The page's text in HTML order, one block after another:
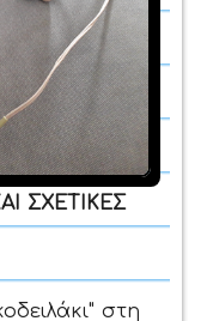
ΣΧΕΤΙΚΕΣ
στη